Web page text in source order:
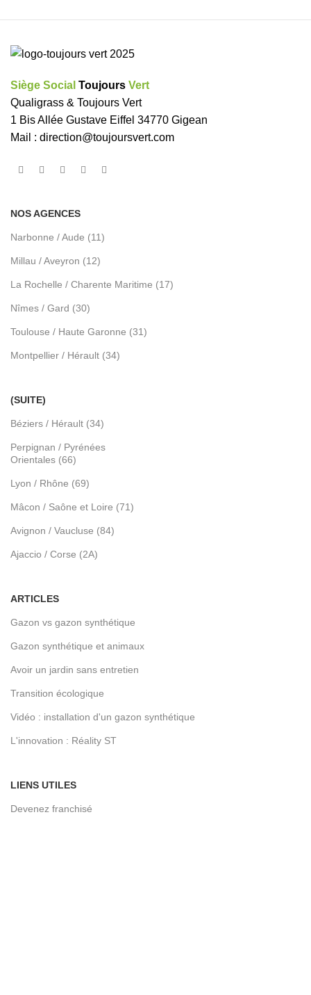
Siège Social Toujours Vert
Qualigrass & Toujours Vert
1 Bis Allée Gustave Eiffel 34770 Gigean
Mail : direction@toujoursvert.com
NOS AGENCES
Narbonne / Aude (11)
Millau / Aveyron (12)
La Rochelle / Charente Maritime (17)
Nîmes / Gard (30)
Toulouse / Haute Garonne (31)
Montpellier / Hérault (34)
(SUITE)
Béziers / Hérault (34)
Perpignan / Pyrénées
Orientales (66)
Lyon / Rhône (69)
Mâcon / Saône et Loire (71)
Avignon / Vaucluse (84)
Ajaccio / Corse (2A)
ARTICLES
Gazon vs gazon synthétique
Gazon synthétique et animaux
Avoir un jardin sans entretien
Transition écologique
Vidéo : installation d'un gazon synthétique
L'innovation : Réality ST
LIENS UTILES
Devenez franchisé